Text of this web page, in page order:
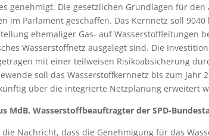
genehmigt. Die gesetzlichen Grundlagen für
im Parlament geschaffen. Das Kernnetz soll
ehemaliger Gas- auf Wasserstoffleitungen
Wasserstoffnetz ausgelegt sind. Die
mit einer teilweisen Risikoabsicherung
soll das Wasserstoffkernnetz bis zum Jahr
über die integrierte Netzplanung erweitert
MdB, Wasserstoffbeauftragter der SPD-
Nachricht, dass die Genehmigung für das